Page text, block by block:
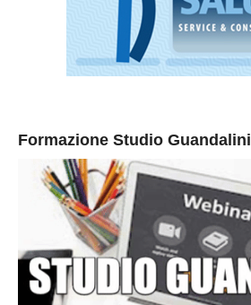
Formazione Studio Guandalini